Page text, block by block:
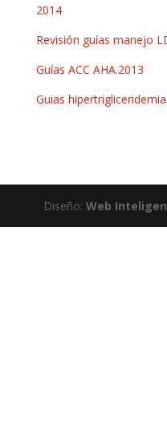
2014
Revisión guías manejo
Guías ACC AHA.2013
Guias
Diseño: Web